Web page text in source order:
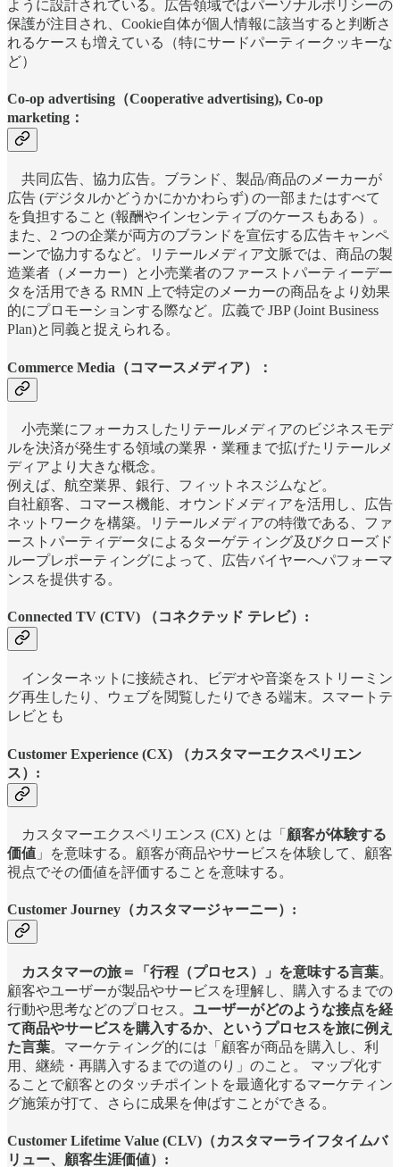
ように設計されている。広告領域ではパーソナルポリシーの
保護が注目され、Cookie自体が個人情報に該当すると判断さ
れるケースも増えている（特にサードパーティークッキーな
ど）
Co-op advertising（Cooperative advertising), Co-op
marketing：
共同広告、協力広告。ブランド、製品/商品のメーカーが
広告 (デジタルかどうかにかかわらず) の一部またはすべて
を負担すること (報酬やインセンティブのケースもある）。
また、2 つの企業が両方のブランドを宣伝する広告キャンペ
ーンで協力するなど。リテールメディア文脈では、商品の製
造業者（メーカー）と小売業者のファーストパーティーデー
タを活用できる RMN 上で特定のメーカーの商品をより効果
的にプロモーションする際など。広義で JBP (Joint Business
Plan)と同義と捉えられる。
Commerce Media（コマースメディア）：
小売業にフォーカスしたリテールメディアのビジネスモデ
ルを決済が発生する領域の業界・業種まで拡げたリテールメ
ディアより大きな概念。
例えば、航空業界、銀行、フィットネスジムなど。
自社顧客、コマース機能、オウンドメディアを活用し、広告
ネットワークを構築。リテールメディアの特徴である、ファ
ーストパーティデータによるターゲティング及びクローズド
ループレポーティングによって、広告バイヤーへパフォーマ
ンスを提供する。
Connected TV (CTV) （コネクテッド テレビ）:
インターネットに接続され、ビデオや音楽をストリーミン
グ再生したり、ウェブを閲覧したりできる端末。スマートテ
レビとも
Customer Experience (CX) （カスタマーエクスペリエン
ス）:
カスタマーエクスペリエンス (CX) とは「 顧客が体験する
価値 」を意味する。顧客が商品やサービスを体験して、顧客
視点でその価値を評価することを意味する。
Customer Journey（カスタマージャーニー）:
カスタマーの旅＝「行程（プロセス）」を意味する言葉。
顧客やユーザーが製品やサービスを理解し、購入するまでの
行動や思考などのプロセス。 ユーザーがどのような接点を経
て商品やサービスを購入するか、というプロセスを旅に例え
た言葉。マーケティング的には「顧客が商品を購入し、利
用、継続・再購入するまでの道のり」のこと。 マップ化す
ることで顧客とのタッチポイントを最適化するマーケティン
グ施策が打て、さらに成果を伸ばすことができる。
Customer Lifetime Value (CLV)（カスタマーライフタイムバ
リュー、顧客生涯価値）: